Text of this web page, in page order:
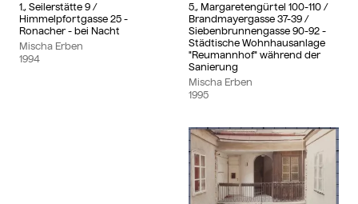
1., Seilerstätte 9 /
Himmelpfortgasse 25 -
Ronacher - bei Nacht
Mischa Erben
1994
5., Margaretengürtel 100-110 /
Brandmayergasse 37-39 /
Siebenbrunnengasse 90-92 -
Städtische Wohnhausanlage
"Reumannhof" während der
Sanierung
Mischa Erben
1995